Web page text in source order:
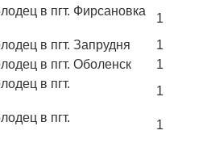
в пгт. Фирсановка
1
в пгт. Запрудня
1
в пгт. Оболенск
1
в пгт.
1
в пгт.
1